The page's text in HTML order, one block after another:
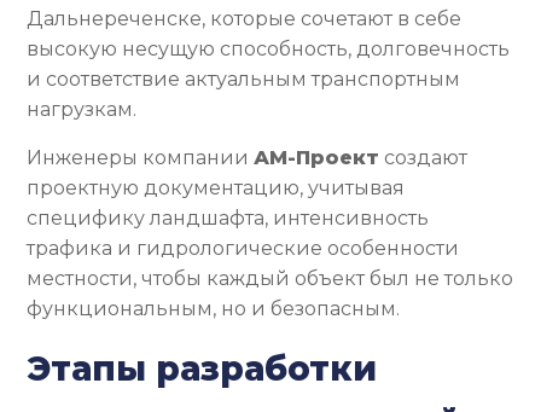
Дальнереченске, которые сочетают в себе
высокую несущую способность, долговечность
и соответствие актуальным транспортным
нагрузкам.
Инженеры компанииАМ-Проект создают
проектную документацию, учитывая
специфику ландшафта, интенсивность
трафика и гидрологические особенности
местности, чтобы каждый объект был не только
функциональным, но и безопасным.
Этапы разработки